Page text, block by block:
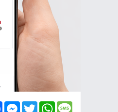
FacebookMessenger
TwitterWhatsApp